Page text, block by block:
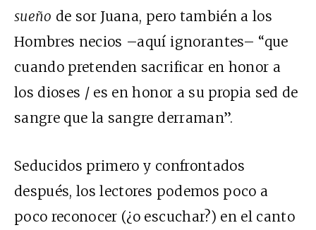
sueño de sor Juana, pero también a los
Hombres necios –aquí ignorantes– “que
cuando pretenden sacrificar en honor a
los dioses / es en honor a su propia sed de
sangre que la sangre derraman”.
Seducidos primero y confrontados
después, los lectores podemos poco a
poco reconocer (¿o escuchar?) en el canto